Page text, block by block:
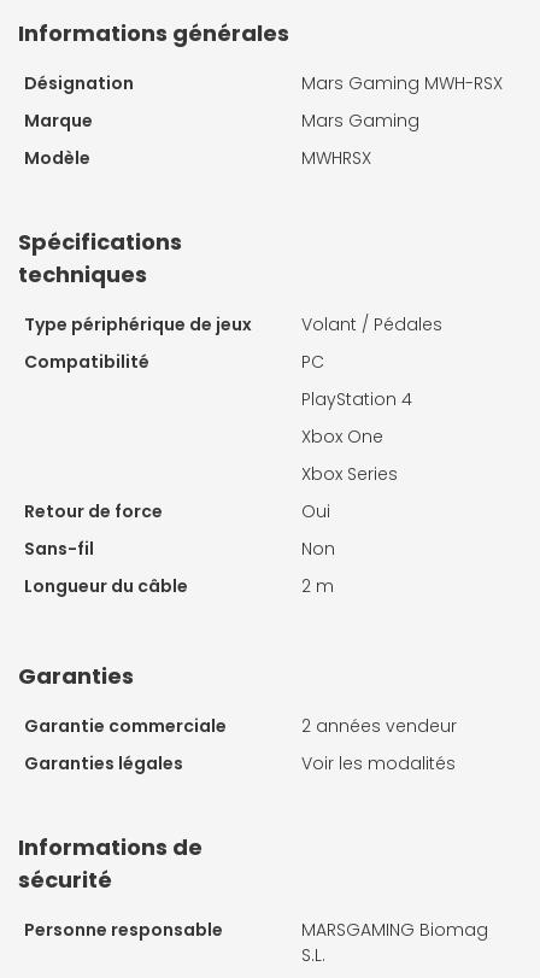
Informations générales
Désignation
Mars Gaming MWH-RSX
Marque
Mars Gaming
Modèle
MWHRSX
Spécifications
techniques
Type périphérique de jeux
Volant / Pédales
Compatibilité
PC
PlayStation 4
Xbox One
Xbox Series
Retour de force
Oui
Sans-fil
Non
Longueur du câble
2 m
Garanties
Garantie commerciale
2 années vendeur
Garanties légales
Voir les modalités
Informations de
sécurité
Personne responsable
MARSGAMING Biomag
S.L.